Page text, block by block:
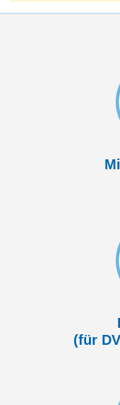
(für